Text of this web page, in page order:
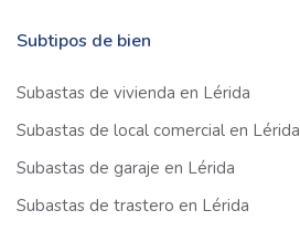
Subtipos de bien
Subastas de vivienda en Lérida
Subastas de local comercial en Lérida
Subastas de garaje en Lérida
Subastas de trastero en Lérida